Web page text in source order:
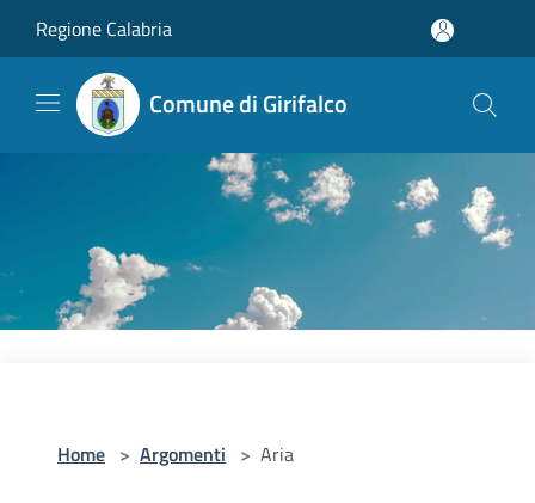
Regione Calabria
Comune di Girifalco
Home > Argomenti > Aria